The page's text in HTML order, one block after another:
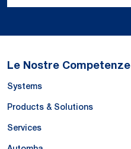
Le Nostre Competenze
Systems
Products & Solutions
Services